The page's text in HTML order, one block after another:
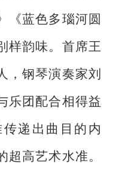
《蓝色多瑙河圆
样韵味。首席王
，钢琴演奏家刘
乐团配合相得益
递出曲目的内
高艺术水准。